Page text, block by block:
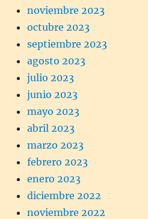
noviembre 2023
octubre 2023
septiembre 2023
agosto 2023
julio 2023
junio 2023
mayo 2023
abril 2023
marzo 2023
febrero 2023
enero 2023
diciembre 2022
noviembre 2022